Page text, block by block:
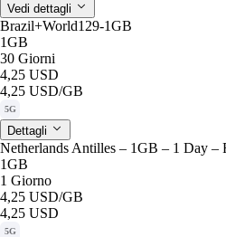
Vedi dettagli
Brazil+World129-1GB
1GB
30 Giorni
4,25 USD
4,25 USD/GB
5G
Dettagli
Netherlands Antilles – 1GB – 1 Day –
1GB
1 Giorno
4,25 USD/GB
4,25 USD
5G